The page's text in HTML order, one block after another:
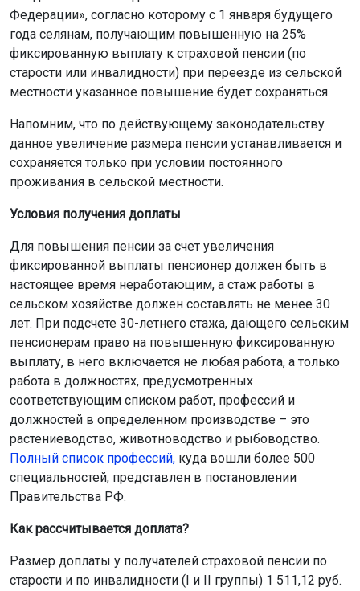
Федерации», согласно которому с 1 января будущего
года селянам, получающим повышенную на 25%
фиксированную выплату к страховой пенсии (по
старости или инвалидности) при переезде из сельской
местности указанное повышение будет сохраняться.
Напомним, что по действующему законодательству
данное увеличение размера пенсии устанавливается и
сохраняется только при условии постоянного
проживания в сельской местности.
Условия получения доплаты
Для повышения пенсии за счет увеличения
фиксированной выплаты пенсионер должен быть в
настоящее время неработающим, а стаж работы в
сельском хозяйстве должен составлять не менее 30
лет. При подсчете 30-летнего стажа, дающего сельским
пенсионерам право на повышенную фиксированную
выплату, в него включается не любая работа, а только
работа в должностях, предусмотренных
соответствующим списком работ, профессий и
должностей в определенном производстве – это
растениеводство, животноводство и рыбоводство.
Полный список профессий, куда вошли более 500
специальностей, представлен в постановлении
Правительства РФ.
Как рассчитывается доплата?
Размер доплаты у получателей страховой пенсии по
старости и по инвалидности (I и II группы) 1 511,12 руб.